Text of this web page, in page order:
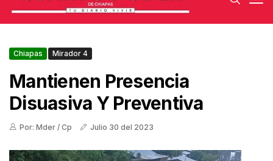
Chiapas Mirador 4
Mantienen Presencia
Disuasiva Y Preventiva
Por: Mder / Cp Julio 30 del 2023